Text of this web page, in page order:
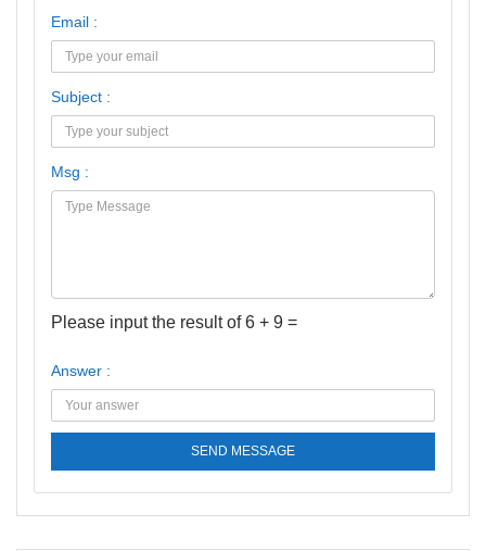
Email :
Subject :
Msg :
Please input the result of 6 + 9 =
Answer :
SEND MESSAGE